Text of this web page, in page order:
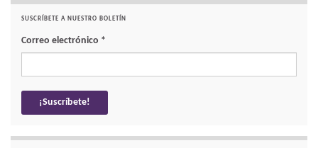
SUSCRÍBETE A NUESTRO BOLETÍN
Correo electrónico *